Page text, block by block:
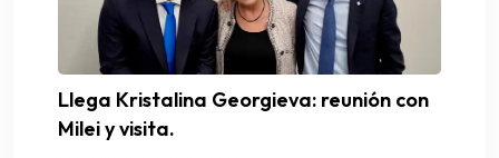
Llega Kristalina Georgieva: reunión con
Milei y visita.